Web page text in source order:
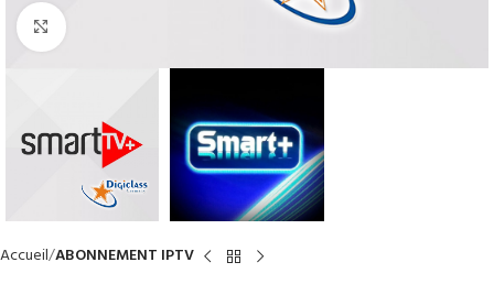
Click to enlarge
Accueil ABONNEMENT IPTV